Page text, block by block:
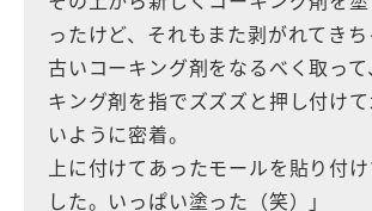
ったけど、それもまた剥がれてきち
古いコーキング剤をなるべく取っ
キング剤を指でズズズと押し付け
いように密着。
上に付けてあったモールを貼り付
した。いっぱい塗った（笑）」